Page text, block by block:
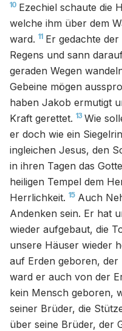
10 Ezechiel schaute die
welche ihm über dem
ward. 11 Er gedachte der
Regens und sann
geraden Wegen
Gebeine mögen
haben Jakob ermutigt
Kraft gerettet. 13 Wie
er doch wie ein
ingleichen Jesus, den
in ihren Tagen das
heiligen Tempel dem
Herrlichkeit. 15 Auch
Andenken sein. Er hat
wieder aufgebaut, die
unsere Häuser wieder
auf Erden geboren,
ward er auch von der
kein Mensch geboren,
seiner Brüder, die
über seine Brüder, der